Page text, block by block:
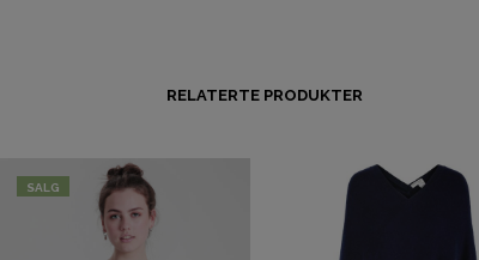
RELATERTE PRODUKTER
SALG